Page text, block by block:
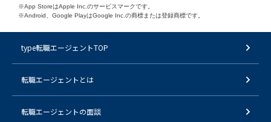
※App StoreはApple Inc.のサービスマークです。
※Android、Google PlayはGoogle Inc.の商標または登録商標です。
type転職エージェントTOP
転職エージェントとは
転職エージェントの面談